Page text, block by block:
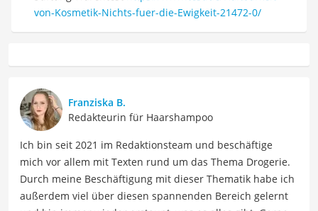
von-Kosmetik-Nichts-fuer-die-Ewigkeit-21472-0/
Franziska B.
Redakteurin für Haarshampoo
Ich bin seit 2021 im Redaktionsteam und beschäftige
mich vor allem mit Texten rund um das Thema Drogerie.
Durch meine Beschäftigung mit dieser Thematik habe ich
außerdem viel über diesen spannenden Bereich gelernt